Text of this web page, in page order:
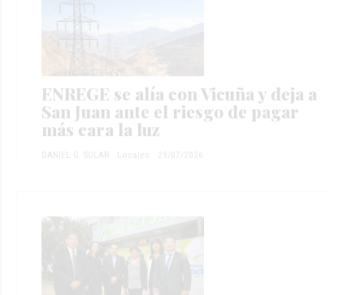
ENREGE se alía con Vicuña y deja a
San Juan ante el riesgo de pagar
más cara la luz
DANIEL G. SOLAR Locales 29/07/2026